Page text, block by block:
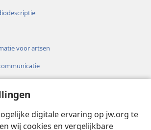
digitale ervaring op jw.org te
wij cookies en vergelijkbare
voor artsen